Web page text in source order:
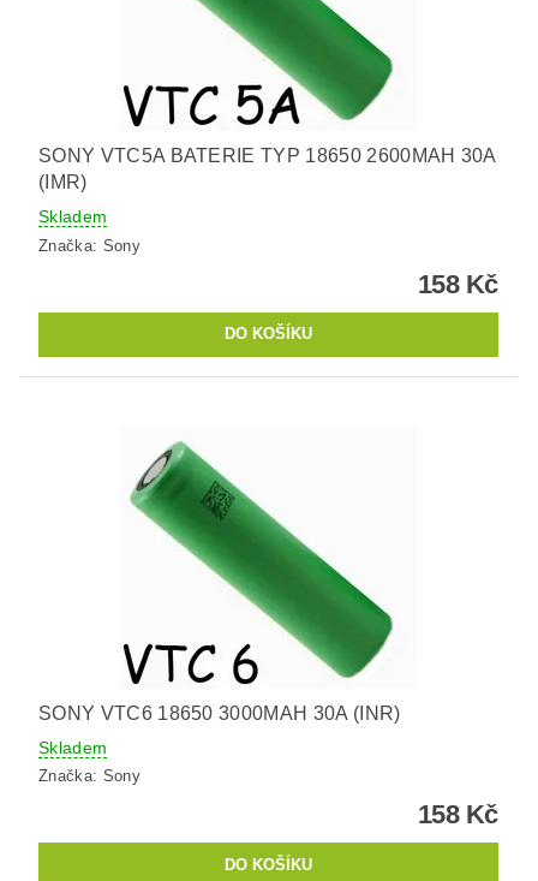
SONY VTC5A BATERIE TYP 18650 2600MAH 30A
(IMR)
Skladem
Značka: Sony
158 Kč
SONY VTC6 18650 3000MAH 30A (INR)
Skladem
Značka: Sony
158 Kč